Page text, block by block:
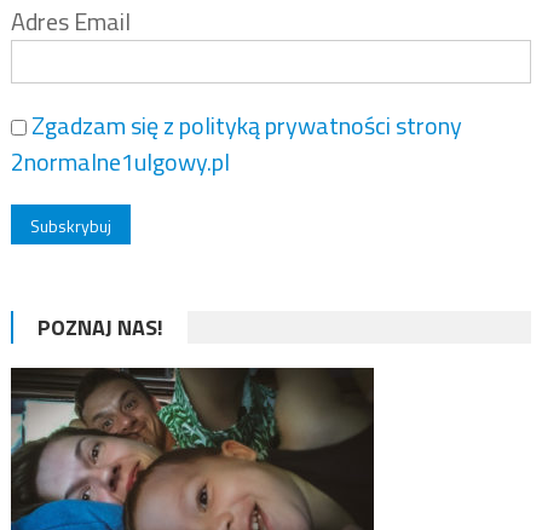
Adres Email
Zgadzam się z polityką prywatności strony
2normalne1ulgowy.pl
POZNAJ NAS!